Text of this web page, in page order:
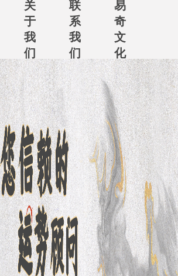
关
于
我
们
联
系
我
们
易
奇
文
化